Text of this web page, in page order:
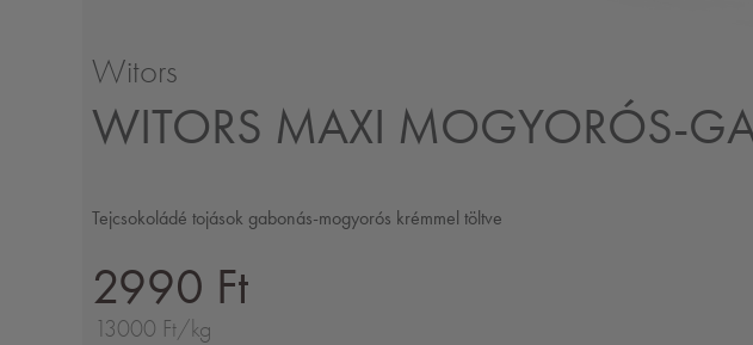
Witors
WITORS MAXI MOGYORÓS-
Tejcsokoládé tojások gabonás-mogyorós krémmel töltve
2990 Ft
13000 Ft/kg